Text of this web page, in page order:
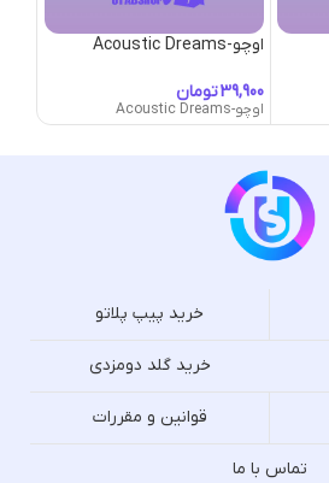
اوچو-Acoustic Dreams
تومان
اوچو-Acoustic Dreams
خرید پیپ پلاتو
خرید گلد دومزدی
قوانین و مقررات
تماس با ما